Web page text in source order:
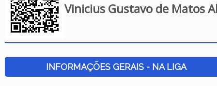
Vinicius Gustavo de Matos
INFORMAÇÕES GERAIS - NA LIGA